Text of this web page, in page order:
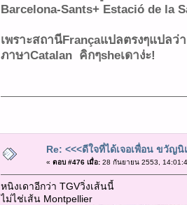
Barcelona-Sants+ Estació de la
เพราะสถานีFrançaแปลตรงๆแปล
ภาษาCatalan คิกๆsheเดาง่ะ!
Re: <<<ดีใจที่ได้เจอเพื่อน ขวัญนิ
« ตอบ #476 เมื่อ:28 กันยายน 2553,
หนิงเดาอีกว่า TGVวิ่งเส้นนี้
ไม่ไช่เส้น Montpellier